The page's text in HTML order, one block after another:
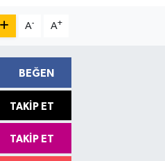
A- A+
BEĞEN
TAKIP ET
TAKIP ET